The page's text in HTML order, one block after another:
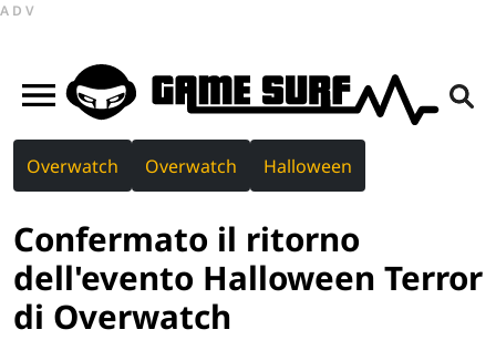
ADV
Overwatch Overwatch Halloween
Confermato il ritorno
dell'evento Halloween Terror
di Overwatch